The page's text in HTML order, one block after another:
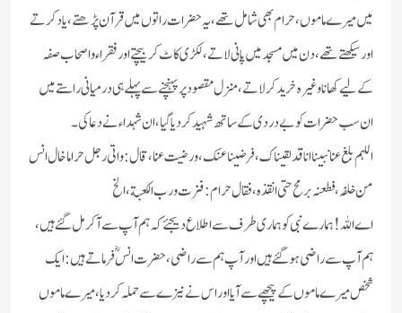
میں میرے ماموں،حرام بھی شامل تھے ،یہ حضرات راتوں میں قرآن پڑھتے ،یاد کرتے
اور سیکھتے تھے،دن میں مسجد میں پانی لاتے ، لکڑی کاٹ کر بیچتے اور فقراء واصحاب صفہ
کے لیے کھانا وغیرہ خرید کر لاتے ،منزل مقصود پر پہنچنے سے پہلے ہی درمیانی راستے میں
ان سب حضرات کو بے دردی کے ساتھ شہید کر دیا گیا،ان شہداء نے دعا کی۔
اللہم بلغ عنا نبینا انا قدلقیناک، فرضینا عنک ،ورضیت عنا ،قال: واتی رجل حراما خال انس
من خلفہ، فطعنہ برمح حتی انقذہ ،فقال حرام : فزت ورب الکعبة ،الخ
اے اللہ ! ہمارے نبی کو ہماری طرف سے اطلاع دیجئے کہ ہم آپ سے آکر مل گئے ہیں ،
ہم آپ سے راضی ہو گئے ہیں اور آپ ہم سے راضی ،حضرت انس ؓ فرماتے ہیں: ایک
شخص میرے ماموں کے پیچھے سے آیا اوراس نے نیزے سے حملہ کر دیا ،میرے ماموں